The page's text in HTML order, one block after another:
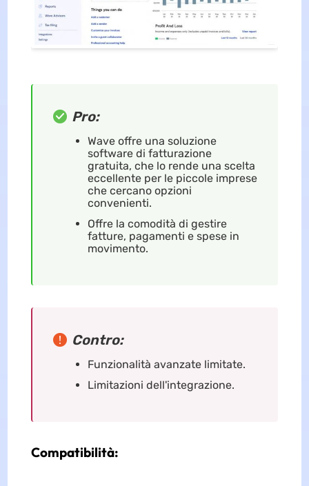
Pro:
Wave offre una soluzione
software di fatturazione
gratuita, che lo rende una scelta
eccellente per le piccole imprese
che cercano opzioni
convenienti.
Offre la comodità di gestire
fatture, pagamenti e spese in
movimento.
Contro:
Funzionalità avanzate limitate.
Limitazioni dell'integrazione.
Compatibilità: